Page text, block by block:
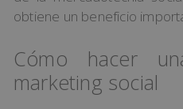
obtiene un beneficio
Cómo hacer
marketing social